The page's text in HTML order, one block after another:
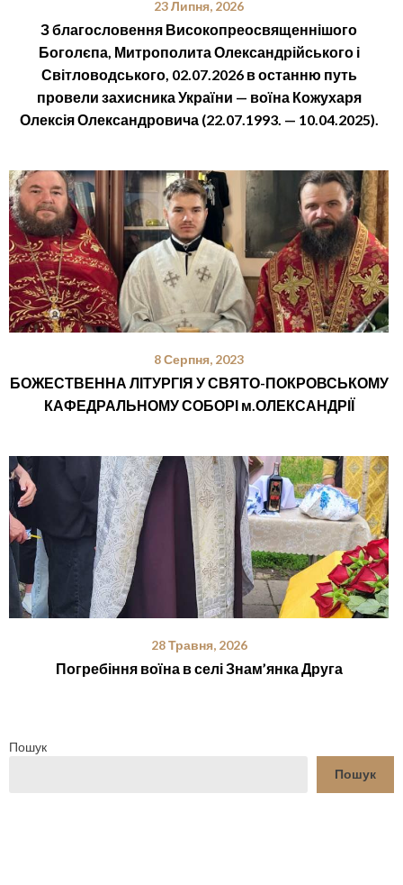
23 Липня, 2026
З благословення Високопреосвященнішого
Боголєпа, Митрополита Олександрійського і
Світловодського, 02.07.2026 в останню путь
провели захисника України — воїна Кожухаря
Олексія Олександровича (22.07.1993. — 10.04.2025).
8 Серпня, 2023
БОЖЕСТВЕННА ЛІТУРГІЯ У СВЯТО-ПОКРОВСЬКОМУ
КАФЕДРАЛЬНОМУ СОБОРІ м.ОЛЕКСАНДРІЇ
28 Травня, 2026
Погребіння воїна в селі Знам’янка Друга
Пошук
Пошук